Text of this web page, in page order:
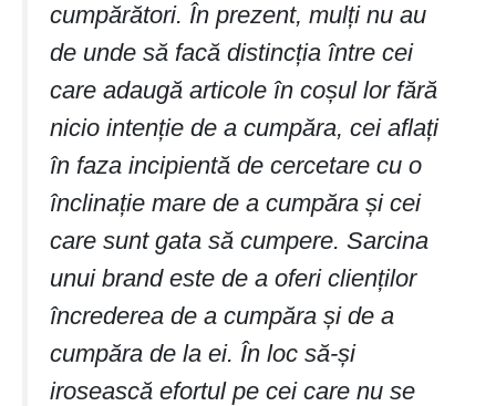
cumpărători. În prezent, mulți nu au
de unde să facă distincția între cei
care adaugă articole în coșul lor fără
nicio intenție de a cumpăra, cei aflați
în faza incipientă de cercetare cu o
înclinație mare de a cumpăra și cei
care sunt gata să cumpere. Sarcina
unui brand este de a oferi clienților
încrederea de a cumpăra și de a
cumpăra de la ei. În loc să-și
irosească efortul pe cei care nu se